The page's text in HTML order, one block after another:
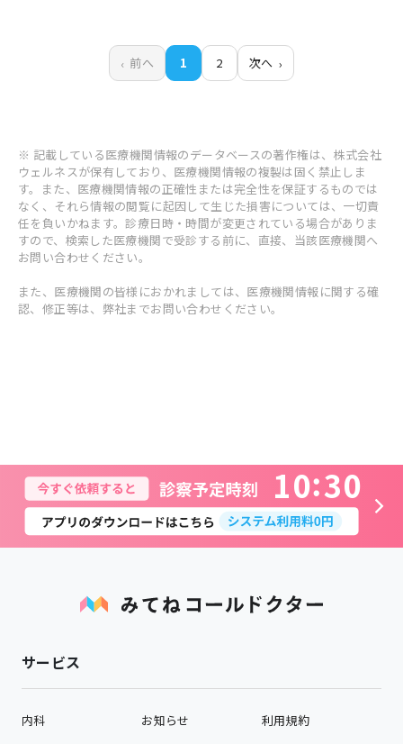
前へ 1 2 次へ
※ 記載している医療機関情報のデータベースの著作権は、株式会社
ウェルネスが保有しており、医療機関情報の複製は固く禁止しま
す。また、医療機関情報の正確性または完全性を保証するものでは
なく、それら情報の閲覧に起因して生じた損害については、一切責
任を負いかねます。診療日時・時間が変更されている場合がありま
すので、検索した医療機関で受診する前に、直接、当該医療機関へ
お問い合わせください。
また、医療機関の皆様におかれましては、医療機関情報に関する確
認、修正等は、弊社までお問い合わせください。
10 30
サービス
内科
お知らせ
利用規約